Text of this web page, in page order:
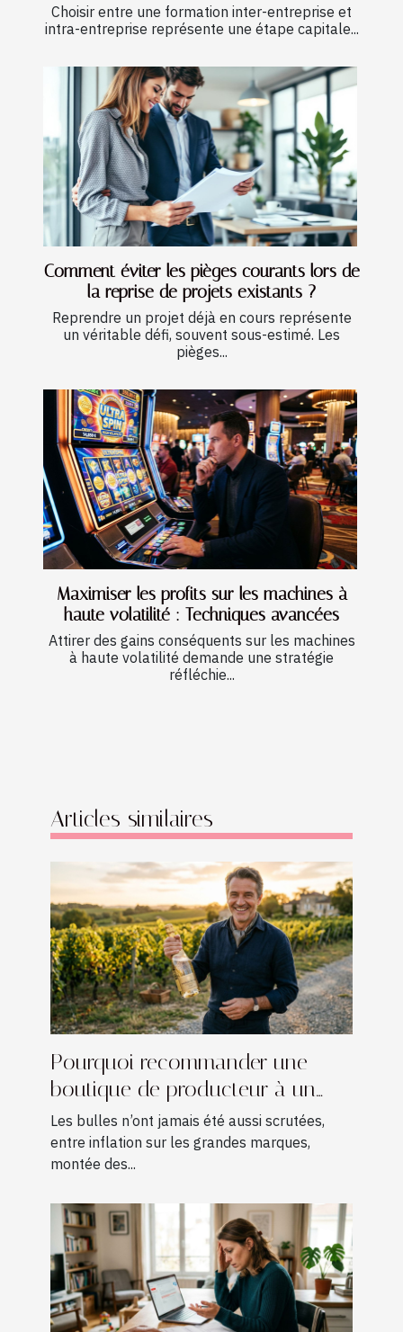
Choisir entre une formation inter-entreprise et
intra-entreprise représente une étape capitale...
Comment éviter les pièges courants lors de
la reprise de projets existants ?
Reprendre un projet déjà en cours représente
un véritable défi, souvent sous-estimé. Les
pièges...
Maximiser les profits sur les machines à
haute volatilité : Techniques avancées
Attirer des gains conséquents sur les machines
à haute volatilité demande une stratégie
réfléchie...
Articles similaires
Pourquoi recommander une
boutique de producteur à un
amateur de champagne ?
Les bulles n’ont jamais été aussi scrutées,
entre inflation sur les grandes marques,
montée des...